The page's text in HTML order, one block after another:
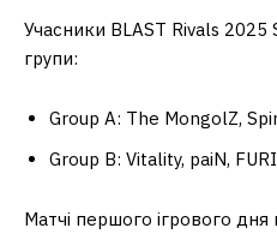
Учасники BLAST Rivals 2025
групи:
Group A: The MongolZ,
Group B: Vitality, paiN,
Матчі першого ігрового